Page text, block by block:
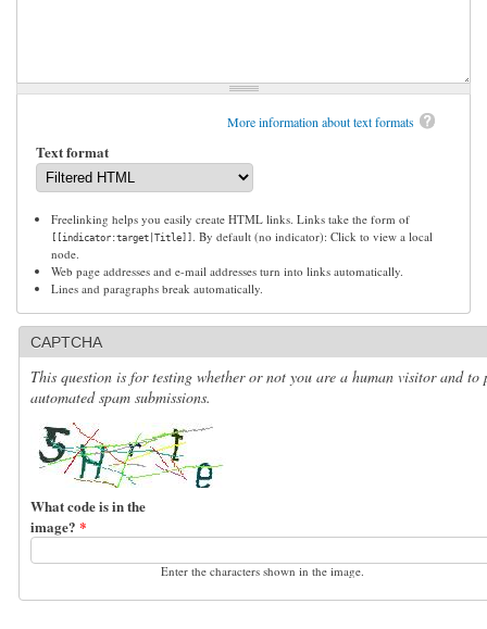
More information about text formats
Text format
Freelinking helps you easily create HTML links. Links take the form of
[[indicator:target|Title]]
. By default (no indicator): Click to view a local
node.
Web page addresses and e-mail addresses turn into links automatically.
Lines and paragraphs break automatically.
CAPTCHA
This question is for testing whether or not you are a human visitor and to
automated spam submissions.
What code is in the
image? *
Enter the characters shown in the image.